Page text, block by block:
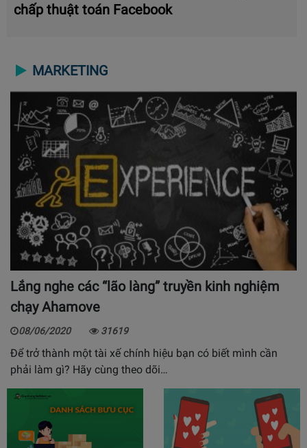
chấp thuật toán Facebook
MARKETING
Lắng nghe các “lão làng” truyền kinh nghiệm
chạy Ahamove
08/06/2020 31619
Để trở thành một tài xế chính hiệu bạn có biết mình cần
phải làm gì? Hãy cùng theo dõi…